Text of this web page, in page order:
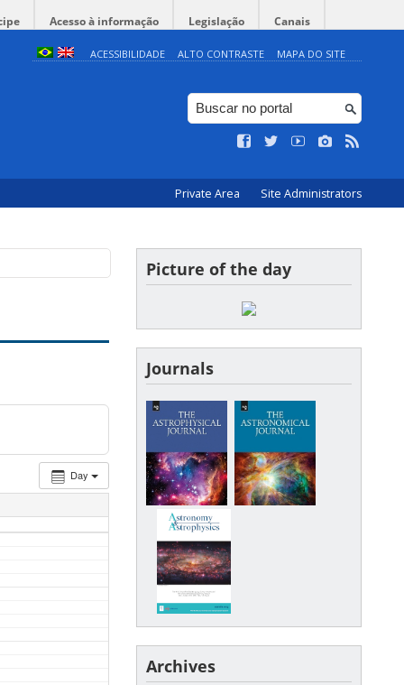
Acesso à informação Legislação Canais
ACESSIBILIDADE ALTO CONTRASTE MAPA DO SITE
Private Area Site Administrators
Day
Picture of the day
Journals
Archives